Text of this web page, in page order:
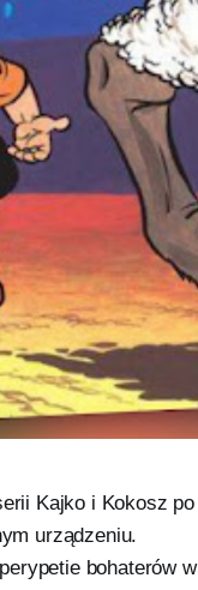
Kajko i Kokosz po
urządzeniu.
bohaterów w